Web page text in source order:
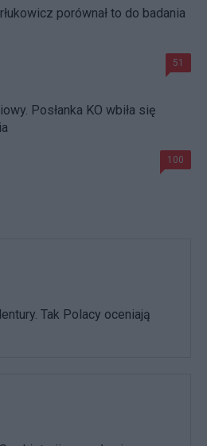
porównał to do badania
51
Posłanka KO wbiła się
100
Tak Polacy oceniają